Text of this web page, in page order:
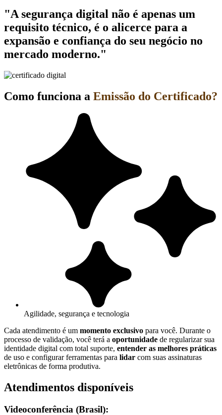
"A segurança digital não é apenas um
requisito técnico, é o alicerce para a
expansão e confiança do seu negócio no
mercado moderno."
Como funciona a Emissão do Certificado?
Agilidade, segurança e tecnologia
Cada atendimento é um momento exclusivo para você. Durante o
processo de validação, você terá a oportunidade de regularizar sua
identidade digital com total suporte, entender as melhores práticas
de uso e configurar ferramentas para lidar com suas assinaturas
eletrônicas de forma produtiva.
Atendimentos disponíveis
Videoconferência (Brasil):